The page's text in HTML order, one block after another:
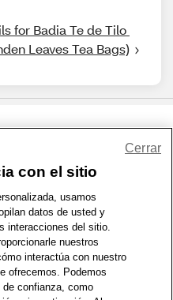
for Badia Te de Tilo
Leaves Tea Bags)
Términos de Uso | Accesibilidad
Policy | Mapa del sitio
- 2026 CVS.com
con el sitio
usamos
datos de usted y
interacciones del sitio.
nuestros
interactúa con nuestro
ofrecemos. Podemos
confianza, como
Cerrar